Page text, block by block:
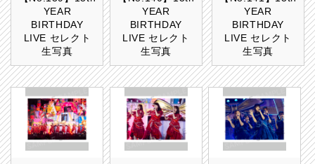
YEAR
BIRTHDAY
LIVE セレクト
生写真
YEAR
BIRTHDAY
LIVE セレクト
生写真
YEAR
BIRTHDAY
LIVE セレクト
生写真